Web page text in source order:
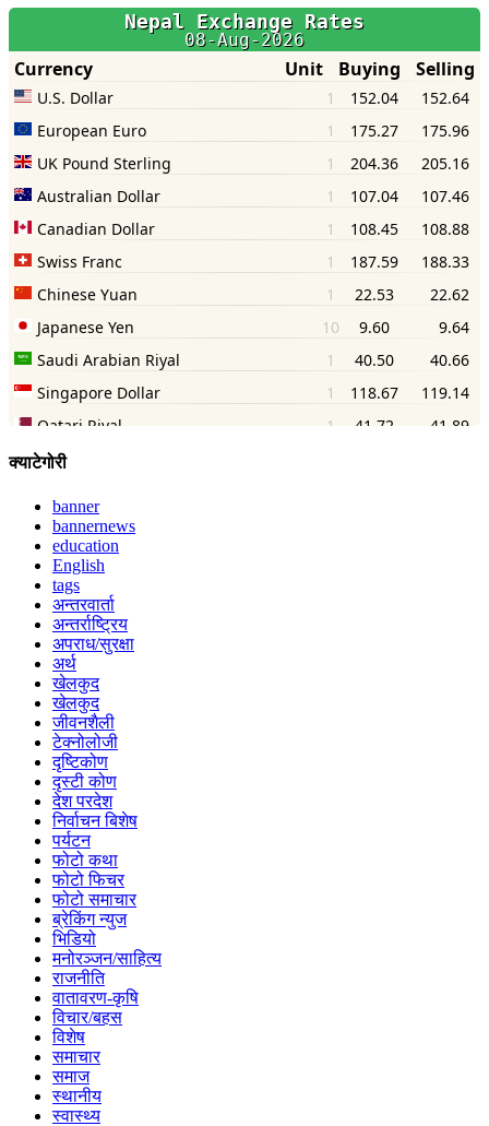
क्याटेगोरी
banner
bannernews
education
English
tags
अन्तरवार्ता
अन्तर्राष्ट्रिय
अपराध/सुरक्षा
अर्थ
खेलकुद
खेलकुद
जीवनशैली
टेक्नोलोजी
दृष्टिकोण
दृस्टी कोण
देश परदेश
निर्वाचन बिशेष
पर्यटन
फोटो कथा
फोटो फिचर
फोटो समाचार
ब्रेकिंग न्युज
भिडियो
मनोरञ्जन/साहित्य
राजनीति
वातावरण-कृषि
विचार/बहस
विशेष
समाचार
समाज
स्थानीय
स्वास्थ्य